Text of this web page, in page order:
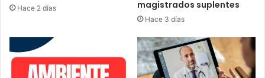
Hace 2 días
magistrados suplentes
Hace 3 días